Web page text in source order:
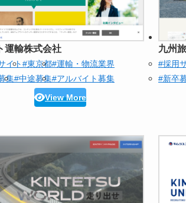
運輸株式会社
イト#東京都#運輸・物流業界
集#中途募集#アルバイト募集
View More
九州
#採用
#新卒